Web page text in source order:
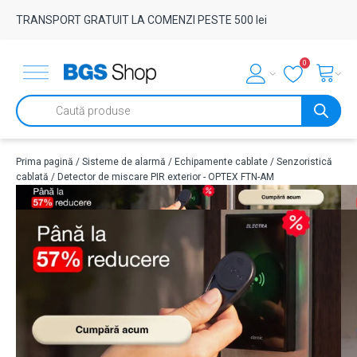
TRANSPORT GRATUIT LA COMENZI PESTE 500 lei
0
Products
search
Prima pagină / Sisteme de alarmă / Echipamente cablate / Senzoristică
cablată / Detector de miscare PIR exterior - OPTEX FTN-AM